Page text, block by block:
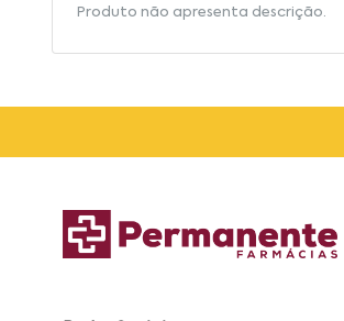
Produto não apresenta descrição.